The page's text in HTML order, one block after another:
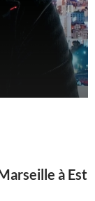
à Est